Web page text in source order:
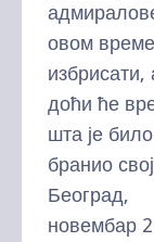
овом
избрисати,
доћи ће
шта је
бранио
Београд,
новембар